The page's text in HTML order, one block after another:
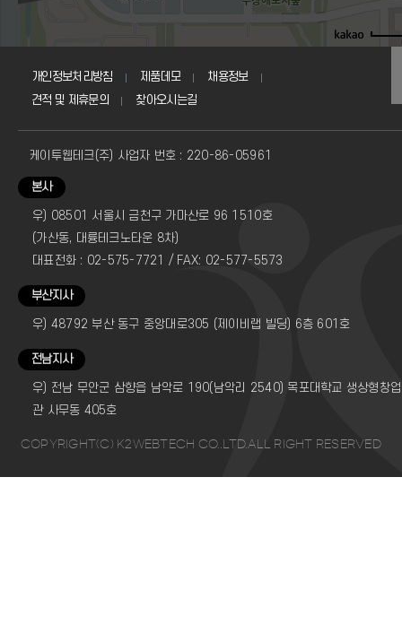
개인정보처리방침 제품데모
채용정보
견적 및 제휴문의
찾아오시는길
케이투웹테크(주) 사업자 번호 : 220-86-05961
본사
우) 08501 서울시 금천구 가마산로 96 1510호
(가산동, 대륭테크노타운 8차)
대표전화 : 02-575-7721 / FAX: 02-577-5573
부산지사
우) 48792 부산 동구 중앙대로305 (제이비랩 빌딩) 6층 601호
전남지사
우) 전남 무안군 삼향읍 남악로 190(남악리 2540) 목포대학교 생상형창
관 사무동 405호
COPYRIGHT(C) K2WEBTECH CO..LTD.ALL RIGHT RESERVED